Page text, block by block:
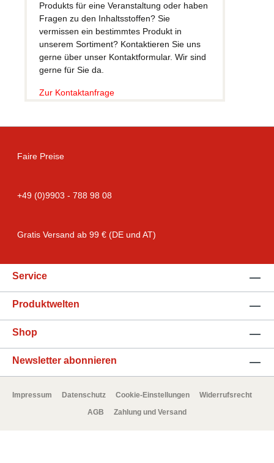
Produkts für eine Veranstaltung oder haben
Fragen zu den Inhaltsstoffen? Sie
vermissen ein bestimmtes Produkt in
unserem Sortiment? Kontaktieren Sie uns
gerne über unser Kontaktformular. Wir sind
gerne für Sie da.
Zur Kontaktanfrage
Faire Preise
+49 (0)9903 - 788 98 08
Gratis Versand ab 99 € (DE und AT)
Service
Produktwelten
Shop
Newsletter abonnieren
Impressum Datenschutz Cookie-Einstellungen
Widerrufsrecht
AGB
Zahlung und Versand